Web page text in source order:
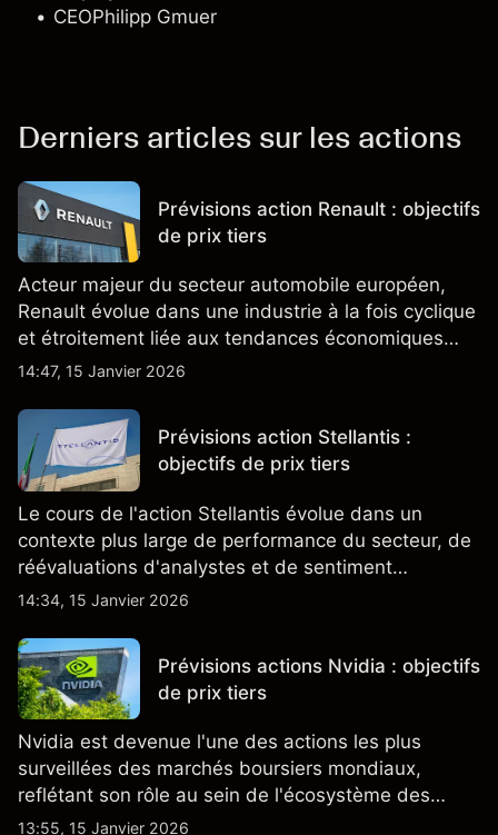
CEOPhilipp Gmuer
Derniers articles sur les actions
Prévisions action Renault : objectifs
de prix tiers
Acteur majeur du secteur automobile européen,
Renault évolue dans une industrie à la fois cyclique
et étroitement liée aux tendances économiques
générales.
14:47, 15 Janvier 2026
Prévisions action Stellantis :
objectifs de prix tiers
Le cours de l'action Stellantis évolue dans un
contexte plus large de performance du secteur, de
réévaluations d'analystes et de sentiment
changeant, qui ensemble aident à comprendre
14:34, 15 Janvier 2026
Prévisions actions Nvidia : objectifs
de prix tiers
Nvidia est devenue l'une des actions les plus
surveillées des marchés boursiers mondiaux,
reflétant son rôle au sein de l'écosystème des
semi-conducteurs et de l'IA.
13:55, 15 Janvier 2026